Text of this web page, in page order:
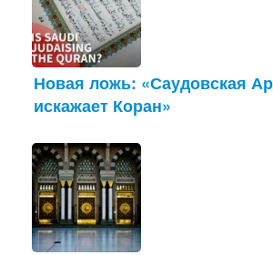
Новая ложь: «Саудовская
искажает Коран»